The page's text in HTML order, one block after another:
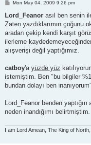
P
s
Mon May 04, 2009 9:26 pm
Lord_Feanor asıl ben senin
Zaten yazdıklarımın çoğunu
aradan çekip kendi karşıt
ilerleme
alışverişi değil yaptığımız.
catboy'a yüzde yüz
istemiştim. Ben "bu bilgiler
bundan dolayı ben
Lord_Feanor benden
neden inandığımı belirtmiştim.
I am Lord Amean, The King of